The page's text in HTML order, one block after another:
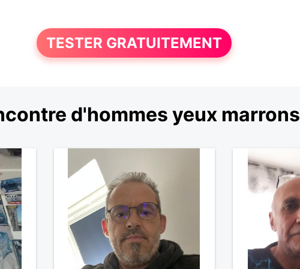
TESTER GRATUITEMENT
d'hommes yeux marrons